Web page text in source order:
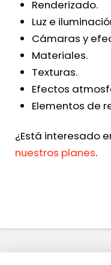
Renderizado.
Luz e
Cámaras y
Materiales.
Texturas.
Efectos
Elementos de
¿Está interesado
nuestros planes.